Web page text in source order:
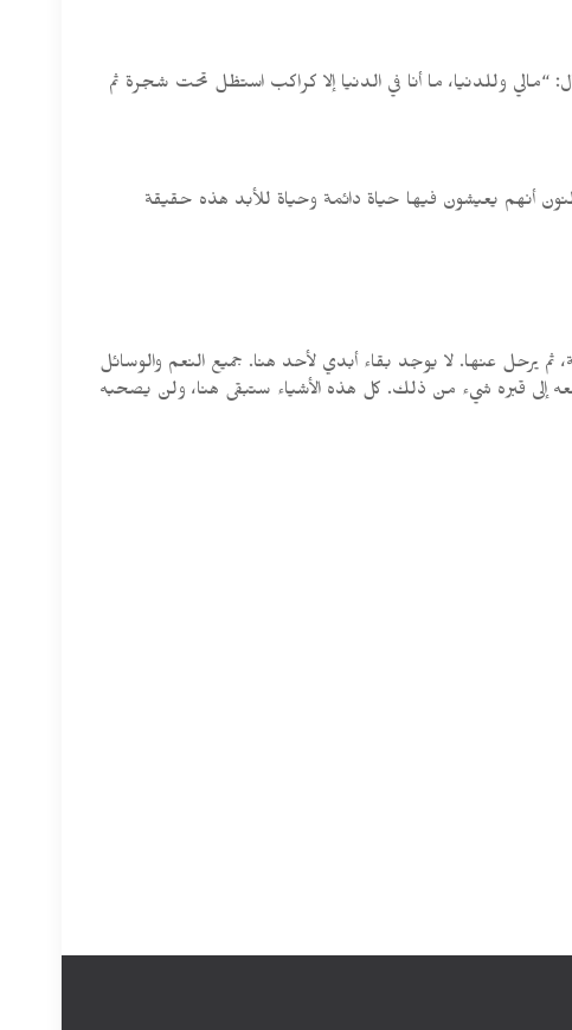
وللدنيا، ما أنا في الدنيا إلا كراكب استظل تحت شجرة ثم
أنهم يعيشون فيها حياة دائمة وحياة للأبد هذه حقيقة
ثم يرحل عنها. لا يوجد بقاء أبدي لأحد هنا. جميع النعم والوسائل
إلى قبره شيء من ذلك. كل هذه الأشياء ستبقى هنا، ولن يصحبه